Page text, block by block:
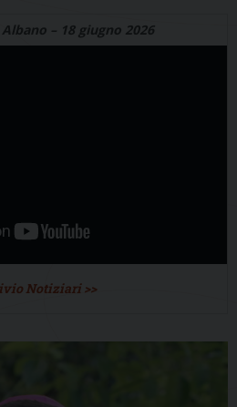
– 18 giugno 2026
Notiziari >>